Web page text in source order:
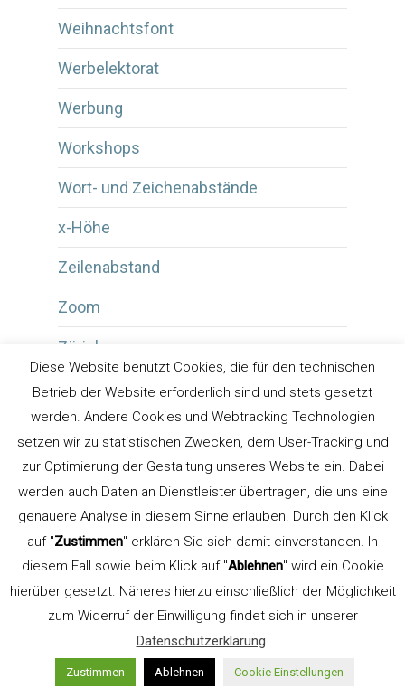
Weihnachtsfont
Werbelektorat
Werbung
Workshops
Wort- und Zeichenabstände
x-Höhe
Zeilenabstand
Zoom
Zürich
Zwischenüberschrift
Uwe Steinacker
Gelernter Schriftsetzer
und
Kommunikationsdesigner. Gründer der
Diese Website benutzt Cookies, die für den technischen
Betrieb der Website erforderlich sind und stets gesetzt
werden. Andere Cookies und Webtracking Technologien
setzen wir zu statistischen Zwecken, dem User-Tracking und
zur Optimierung der Gestaltung unseres Website ein. Dabei
werden auch Daten an Dienstleister übertragen, die uns eine
genauere Analyse in diesem Sinne erlauben. Durch den Klick
auf "Zustimmen" erklären Sie sich damit einverstanden. In
diesem Fall sowie beim Klick auf "Ablehnen" wird ein Cookie
hierüber gesetzt. Näheres hierzu einschließlich der Möglichkeit
zum Widerruf der Einwilligung findet sich in unserer
Datenschutzerklärung.
Zustimmen Ablehnen Cookie Einstellungen